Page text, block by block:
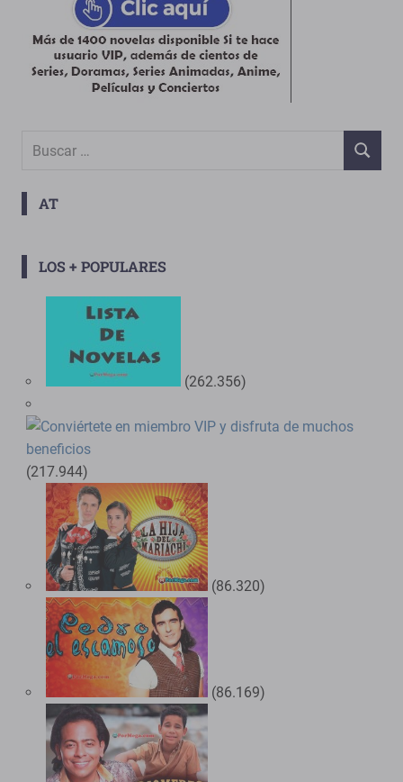
Buscar:
BUSCAR
AT
LOS + POPULARES
(262.356)
(217.944)
(86.320)
(86.169)